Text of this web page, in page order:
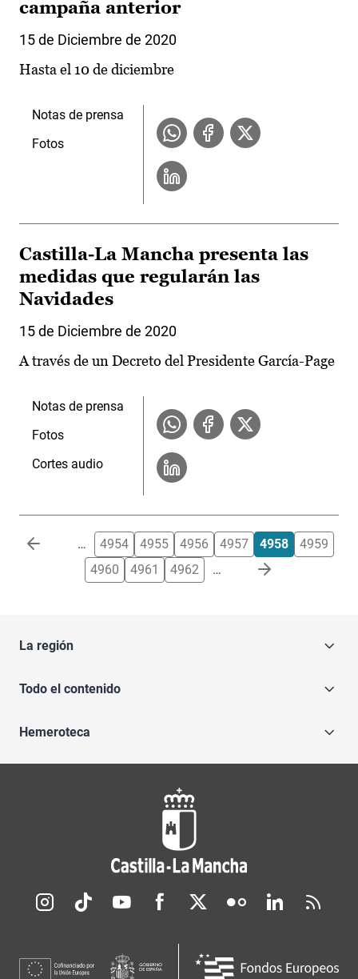
campaña anterior
15 de Diciembre de 2020
Hasta el 10 de diciembre
Notas de prensa
Fotos
Castilla-La Mancha presenta las
medidas que regularán las
Navidades
15 de Diciembre de 2020
A través de un Decreto del Presidente García-Page
Notas de prensa
Fotos
Cortes audio
Paginación … 4954 4955 4956 4957 4958
4959
4960
4961 4962 …
La región
Todo el contenido
Hemeroteca
Redes sociales JCCM